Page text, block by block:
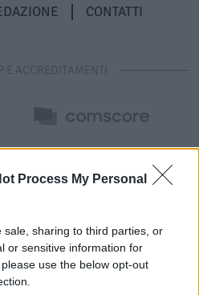
Process My Personal
sale, sharing to third parties, or
or sensitive information for
use the below opt-out
CONTATTI
E ACCREDITAMENTI
P.IVA 04827280654 - Testata
Inferiore N. 8/2020 - RG N.